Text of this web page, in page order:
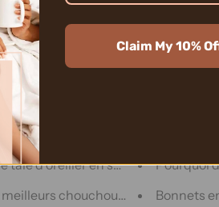
l'expérience de sommeil luxueuse
de soie fiables
un sommeil réparateur : VAZA vs
découvrez ses avantages, ses
couleurs : explorer les
3 meilleures boutiques de rubans
en soie : quel est le meilleur,
capillaires avec Bonnet en Soie
des chouchous en soie
de porter un bonnet en
taie d'oreiller en soie vous convient
meilleurs chouchous en soie sont
Sentez-
5
Taie
Pourquoi
Bonnets
Claim My 10%